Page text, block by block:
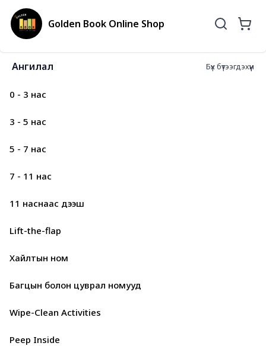
Golden Book Online Shop
Ангилал Бүх бүтээгдэхүүн
0 - 3 нас
3 - 5 нас
5 - 7 нас
7 - 11 нас
11 наснаас дээш
Lift-the-flap
Хайлтын ном
Багцын болон цуврал номууд
Wipe-Clean Activities
Peep Inside